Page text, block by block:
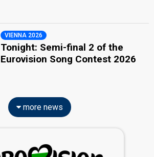
VIENNA 2026
Tonight: Semi-final 2 of the
Eurovision Song Contest 2026
more news